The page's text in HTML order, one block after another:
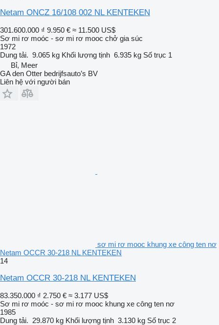
Netam ONCZ 16/108 002 NL KENTEKEN
301.600.000 ₫ 9.950 € ≈ 11.500 US$
Sơ mi rơ moóc - sơ mi rơ mooc chở gia súc
1972
Dung tải. 9.065 kg Khối lượng tịnh 6.935 kg Số trục 1
Bỉ, Meer
GA den Otter bedrijfsauto’s BV
Liên hệ với người bán
sơ mi rơ mooc khung xe công ten nơ
Netam OCCR 30-218 NL KENTEKEN
14
Netam OCCR 30-218 NL KENTEKEN
83.350.000 ₫ 2.750 € ≈ 3.177 US$
Sơ mi rơ moóc - sơ mi rơ mooc khung xe công ten nơ
1985
Dung tải. 29.870 kg Khối lượng tịnh 3.130 kg Số trục 2